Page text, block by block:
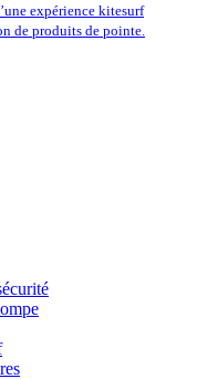
expérience kitesurf
de produits de pointe.